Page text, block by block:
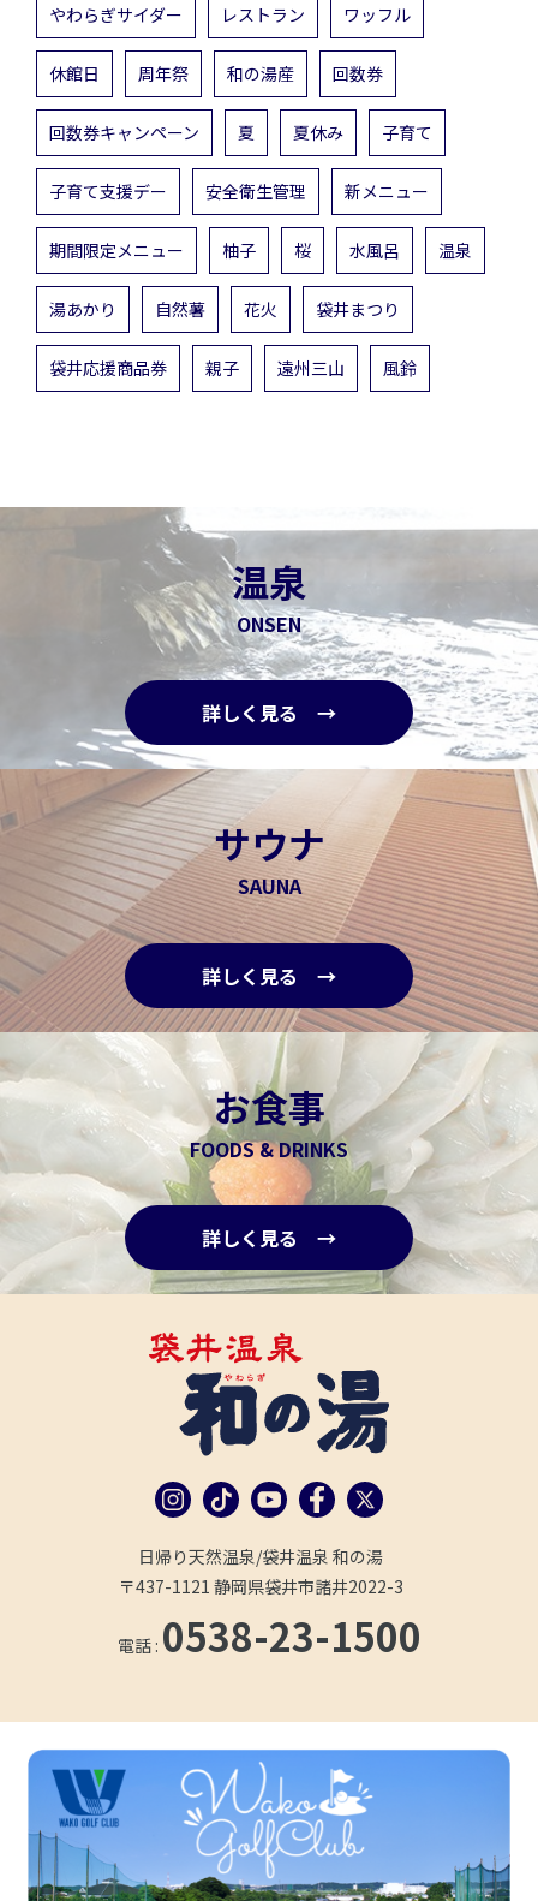
やわらぎサイダー レストラン ワッフル
休館日 周年祭 和の湯産 回数券
回数券キャンペーン 夏 夏休み 子育て
子育て支援デー 安全衛生管理 新メニュー
期間限定メニュー 柚子 桜 水風呂 温泉
湯あかり 自然薯 花火 袋井まつり
袋井応援商品券 親子 遠州三山 風鈴
温泉
ONSEN
詳しく見る →
サウナ
SAUNA
詳しく見る →
お食事
FOODS & DRINKS
詳しく見る →
日帰り天然温泉/袋井温泉 和の湯
〒437-1121 静岡県袋井市諸井2022-3
電話 : 0538-23-1500